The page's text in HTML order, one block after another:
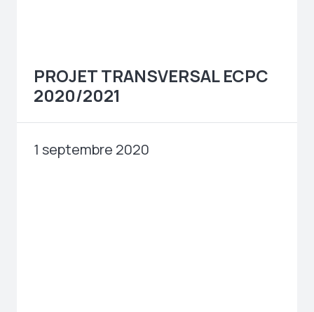
PROJET TRANSVERSAL ECPC
2020/2021
1 septembre 2020